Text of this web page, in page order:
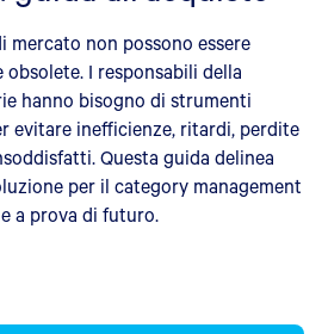
mercato non possono essere
I responsabili della
hanno bisogno di strumenti
evitare inefficienze, ritardi, perdite
Questa guida delinea
per il category management
a prova di futuro.